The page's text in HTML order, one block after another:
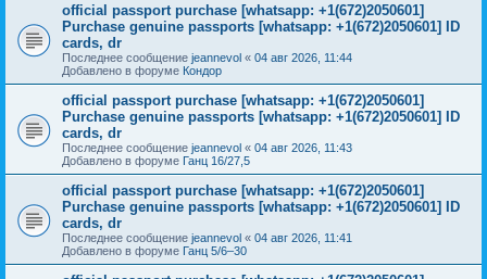
official passport purchase [whatsapp: +1(672)2050601]
Purchase genuine passports [whatsapp: +1(672)2050601] ID
cards, dr
Последнее сообщение jeannevol « 04 авг 2026, 11:44
Добавлено в форуме Кондор
official passport purchase [whatsapp: +1(672)2050601]
Purchase genuine passports [whatsapp: +1(672)2050601] ID
cards, dr
Последнее сообщение jeannevol « 04 авг 2026, 11:43
Добавлено в форуме Ганц 16/27,5
official passport purchase [whatsapp: +1(672)2050601]
Purchase genuine passports [whatsapp: +1(672)2050601] ID
cards, dr
Последнее сообщение jeannevol « 04 авг 2026, 11:41
Добавлено в форуме Ганц 5/6–30